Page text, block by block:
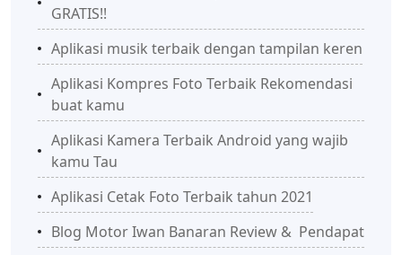
GRATIS!!
Aplikasi musik terbaik dengan tampilan keren
Aplikasi Kompres Foto Terbaik Rekomendasi
buat kamu
Aplikasi Kamera Terbaik Android yang wajib
kamu Tau
Aplikasi Cetak Foto Terbaik tahun 2021
Blog Motor Iwan Banaran Review & Pendapat